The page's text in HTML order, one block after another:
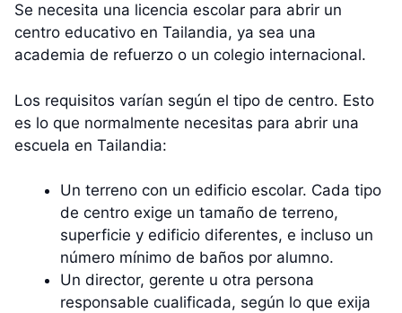
Se necesita una licencia escolar para abrir un
centro educativo en Tailandia, ya sea una
academia de refuerzo o un colegio internacional.
Los requisitos varían según el tipo de centro. Esto
es lo que normalmente necesitas para abrir una
escuela en Tailandia:
Un terreno con un edificio escolar. Cada tipo
de centro exige un tamaño de terreno,
superficie y edificio diferentes, e incluso un
número mínimo de baños por alumno.
Un director, gerente u otra persona
responsable cualificada, según lo que exija